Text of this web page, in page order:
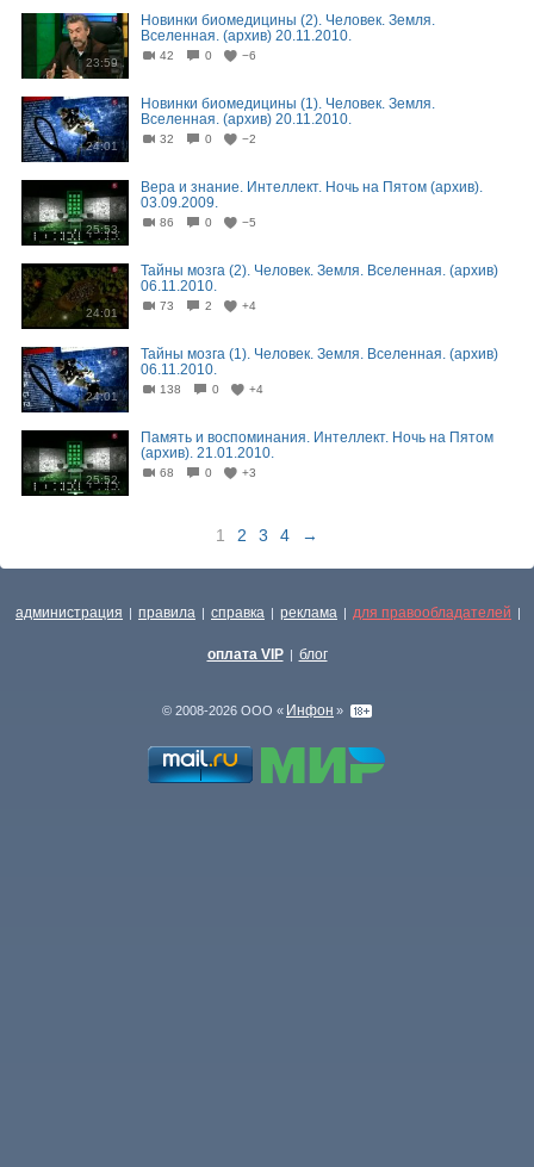
23:59
Новинки биомедицины (2). Человек. Земля.
Вселенная. (архив) 20.11.2010.
42 0 −6
24:01
Новинки биомедицины (1). Человек. Земля.
Вселенная. (архив) 20.11.2010.
32 0 −2
25:53
Вера и знание. Интеллект. Ночь на Пятом (архив).
03.09.2009.
86 0 −5
24:01
Тайны мозга (2). Человек. Земля. Вселенная. (архив)
06.11.2010.
73 2 +4
24:01
Тайны мозга (1). Человек. Земля. Вселенная. (архив)
06.11.2010.
138 0 +4
25:52
Память и воспоминания. Интеллект. Ночь на Пятом
(архив). 21.01.2010.
68 0 +3
1 2 3 4 →
администрация | правила | справка | реклама | для правообладателей |
оплата VIP | блог
© 2008-2026 ООО « Инфон »